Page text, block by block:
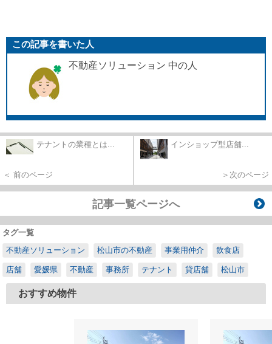
この記事を書いた人
不動産ソリューション 中の人
テナントの業種とは...
＜ 前のページ
インショップ型店舗...
＞次のページ
記事一覧ページへ
タグ一覧
不動産ソリューション
松山市の不動産 事業用仲介 飲食店
店舗 愛媛県 不動産 事務所 テナント 貸店舗 松山市
おすすめ物件